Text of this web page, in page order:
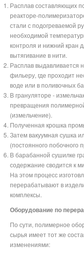
Расплав составляющих
реакторе-
стали с подогреваемой
необходимой
контроля и нижний кран
вытягивание в нити.
Расплав выдавливается
фильеру, где проходит
воде или в поливочных
В грануляторе -
превращения
(измельчение).
Полученная крошка
Затем вакуумная сушка
(постоянного побочного
В барабанной сушилке
содержание сводится к
На этом процесс
перерабатывают в
комплексы.
Оборудование по
По сути, полимерное
сырья имеет тот же
изменениями: